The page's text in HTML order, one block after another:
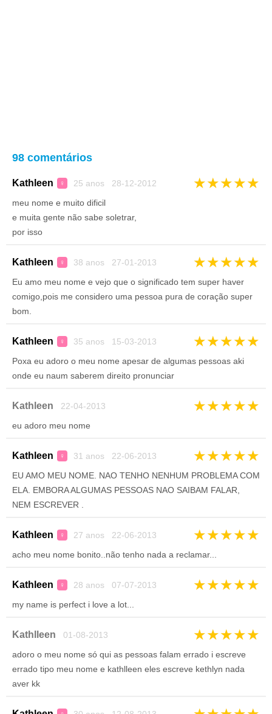
98 comentários
Kathleen ♀ 25 anos 28-12-2012 ★★★★★
meu nome e muito dificil
e muita gente não sabe soletrar,
por isso
Kathleen ♀ 38 anos 27-01-2013 ★★★★★
Eu amo meu nome e vejo que o significado tem super haver
comigo,pois me considero uma pessoa pura de coração super
bom.
Kathleen ♀ 35 anos 15-03-2013 ★★★★★
Poxa eu adoro o meu nome apesar de algumas pessoas aki
onde eu naum saberem direito pronunciar
Kathleen 22-04-2013 ★★★★★
eu adoro meu nome
Kathleen ♀ 31 anos 22-06-2013 ★★★★★
EU AMO MEU NOME. NAO TENHO NENHUM PROBLEMA COM
ELA. EMBORA ALGUMAS PESSOAS NAO SAIBAM FALAR,
NEM ESCREVER .
Kathleen ♀ 27 anos 22-06-2013 ★★★★★
acho meu nome bonito..não tenho nada a reclamar...
Kathleen ♀ 28 anos 07-07-2013 ★★★★★
my name is perfect i love a lot...
Kathlleen 01-08-2013 ★★★★★
adoro o meu nome só qui as pessoas falam errado i escreve
errado tipo meu nome e kathlleen eles escreve kethlyn nada
aver kk